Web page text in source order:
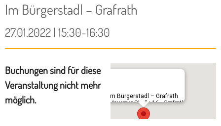
Im Bürgerstadl – Grafrath
27.01.2022 | 15:30-16:30
Buchungen sind für diese
Veranstaltung nicht mehr
möglich.
Im Bürgerstadl – Grafrath
Mauerner Straße 16 - Grafrath